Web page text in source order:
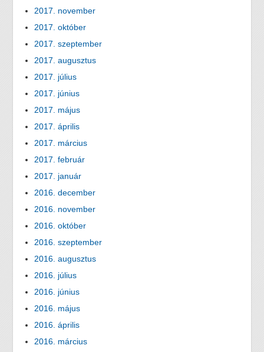
2017. november
2017. október
2017. szeptember
2017. augusztus
2017. július
2017. június
2017. május
2017. április
2017. március
2017. február
2017. január
2016. december
2016. november
2016. október
2016. szeptember
2016. augusztus
2016. július
2016. június
2016. május
2016. április
2016. március